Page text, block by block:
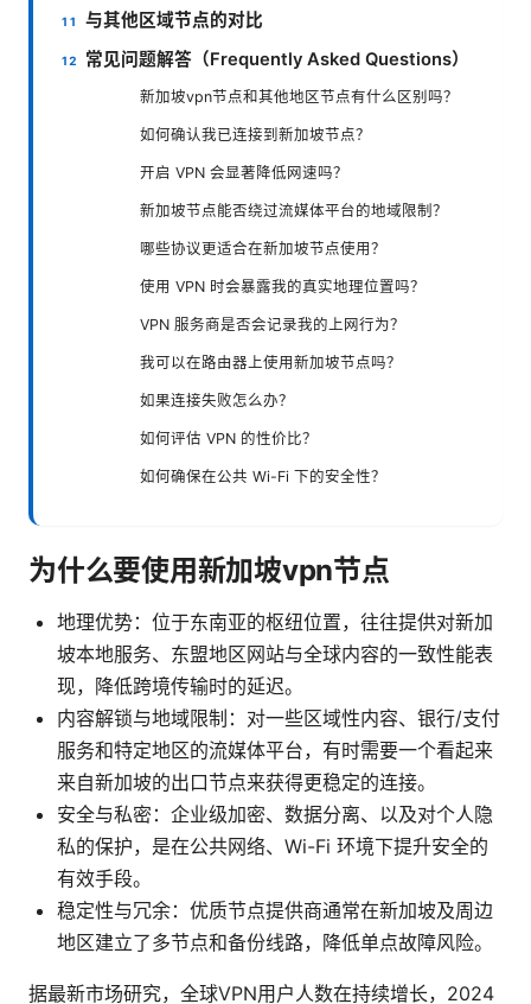
与其他区域节点的对比
常见问题解答（Frequently Asked Questions）
新加坡vpn节点和其他地区节点有什么区别吗？
如何确认我已连接到新加坡节点？
开启 VPN 会显著降低网速吗？
新加坡节点能否绕过流媒体平台的地域限制？
哪些协议更适合在新加坡节点使用？
使用 VPN 时会暴露我的真实地理位置吗？
VPN 服务商是否会记录我的上网行为？
我可以在路由器上使用新加坡节点吗？
如果连接失败怎么办？
如何评估 VPN 的性价比？
如何确保在公共 Wi-Fi 下的安全性？
为什么要使用新加坡vpn节点
地理优势：位于东南亚的枢纽位置，往往提供对新加
坡本地服务、东盟地区网站与全球内容的一致性能表
现，降低跨境传输时的延迟。
内容解锁与地域限制：对一些区域性内容、银行/支付
服务和特定地区的流媒体平台，有时需要一个看起来
来自新加坡的出口节点来获得更稳定的连接。
安全与私密：企业级加密、数据分离、以及对个人隐
私的保护，是在公共网络、Wi-Fi 环境下提升安全的
有效手段。
稳定性与冗余：优质节点提供商通常在新加坡及周边
地区建立了多节点和备份线路，降低单点故障风险。
据最新市场研究，全球VPN用户人数在持续增长，2024